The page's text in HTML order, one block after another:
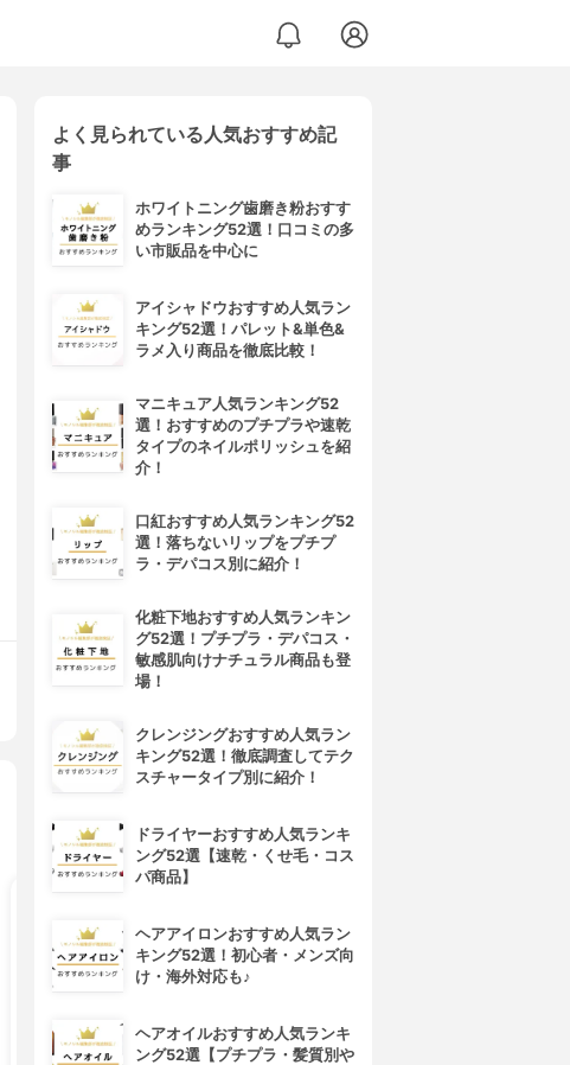
よく見られている人気おすすめ記
事
ホワイトニング歯磨き粉おすす
めランキング52選！口コミの多
い市販品を中心に
アイシャドウおすすめ人気ラン
キング52選！パレット&単色&
ラメ入り商品を徹底比較！
マニキュア人気ランキング52
選！おすすめのプチプラや速乾
タイプのネイルポリッシュを紹
介！
口紅おすすめ人気ランキング52
選！落ちないリップをプチプ
ラ・デパコス別に紹介！
化粧下地おすすめ人気ランキン
グ52選！プチプラ・デパコス・
敏感肌向けナチュラル商品も登
場！
クレンジングおすすめ人気ラン
キング52選！徹底調査してテク
スチャータイプ別に紹介！
ドライヤーおすすめ人気ランキ
ング52選【速乾・くせ毛・コス
パ商品】
ヘアアイロンおすすめ人気ラン
キング52選！初心者・メンズ向
け・海外対応も♪
ヘアオイルおすすめ人気ランキ
ング52選【プチプラ・髪質別や